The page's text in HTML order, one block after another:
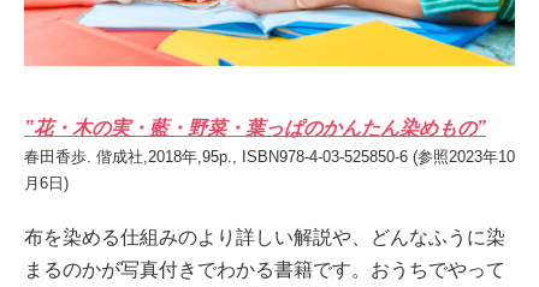
”花・木の実・藍・野菜・葉っぱのかんたん染めもの”
春田香歩. 偕成社,2018年,95p., ISBN978-4-03-525850-6 (参照2023年10
月6日)
布を染める仕組みのより詳しい解説や、どんなふうに染
まるのかが写真付きでわかる書籍です。おうちでやって